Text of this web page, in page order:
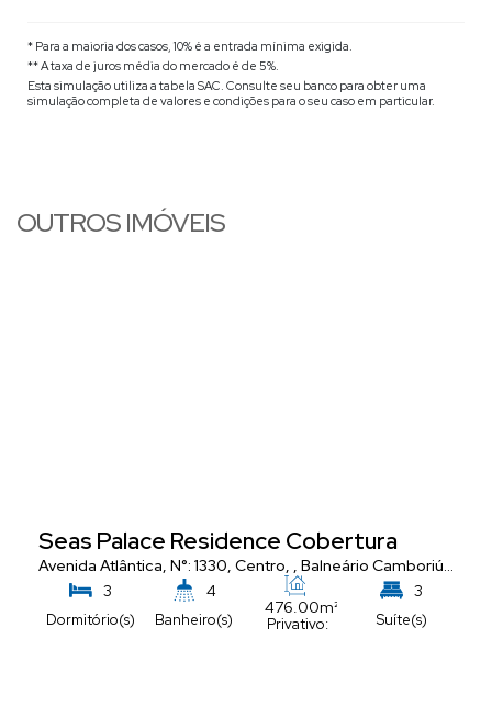
* Para a maioria dos casos, 10% é a entrada mínima exigida.
** A taxa de juros média do mercado é de 5%.
Esta simulação utiliza a tabela SAC. Consulte seu banco para obter uma
simulação completa de valores e condições para o seu caso em particular.
OUTROS IMÓVEIS
Seas Palace Residence Cobertura
Avenida Atlântica, N°: 1330, Centro , Balneário Camboriú,
3
Dormitório(s)
4
Banheiro(s) Privativo:
476.00m²
3
Suíte(s)